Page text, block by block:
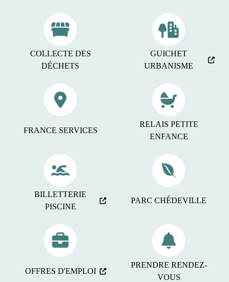
COLLECTE DES
DÉCHETS
GUICHET
URBANISME
FRANCE SERVICES
RELAIS PETITE
ENFANCE
BILLETTERIE
PISCINE
PARC CHÉDEVILLE
OFFRES D'EMPLOI
PRENDRE RENDEZ-
VOUS